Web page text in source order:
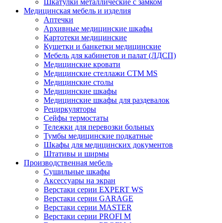
Шкатулки металлические с замком
Медицинская мебель и изделия
Аптечки
Архивные медицинские шкафы
Картотеки медицинские
Кушетки и банкетки медицинские
Мебель для кабинетов и палат (ЛДСП)
Медицинские кровати
Медицинские стеллажи CTM MS
Медицинские столы
Медицинские шкафы
Медицинские шкафы для раздевалок
Рециркуляторы
Сейфы термостаты
Тележки для перевозки больных
Тумбы медицинские подкатные
Шкафы для медицинских документов
Штативы и ширмы
Производственная мебель
Cушильные шкафы
Аксессуары на экран
Верстаки серии EXPERT WS
Верстаки серии GARAGE
Верстаки серии MASTER
Верстаки серии PROFI M